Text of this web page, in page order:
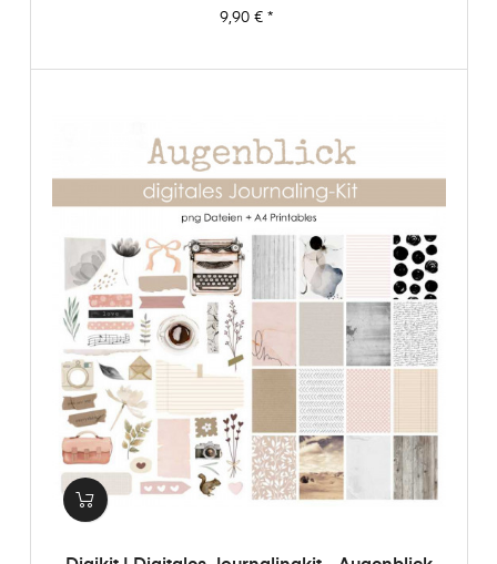
Augenblick
Preis
9,90 €*